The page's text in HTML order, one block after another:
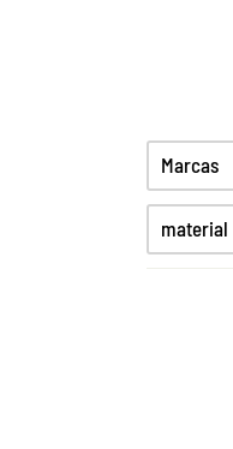
Marcas
material